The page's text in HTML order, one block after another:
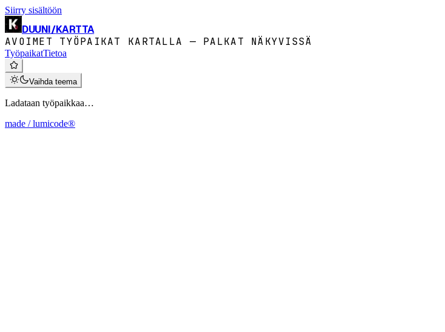
Siirry sisältöön
DUUNI/KARTTA
AVOIMET TYÖPAIKAT KARTALLA — PALKAT NÄKYVISSÄ
TyöpaikatTietoa
Vaihda teema
Ladataan työpaikkaa…
made / lumicode®